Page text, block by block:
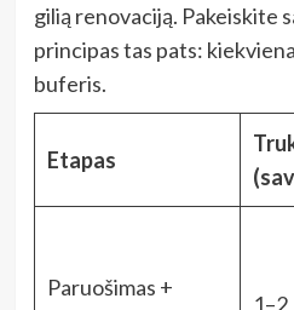
gilią renovaciją. Pakeiskite
principas tas pats:
buferis.
Etapas
Paruošimas +
1–2